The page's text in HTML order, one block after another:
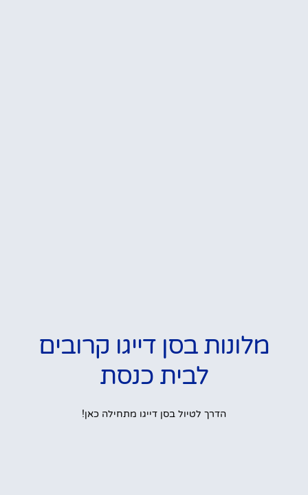
מלונות בסן דייגו קרובים
לבית כנסת
הדרך לטיול בסן דייגו מתחילה כאן!